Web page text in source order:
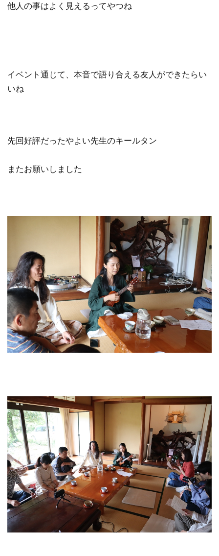
他人の事はよく見えるってやつね
イベント通じて、本音で語り合える友人ができたらい
いね
先回好評だったやよい先生のキールタン
またお願いしました